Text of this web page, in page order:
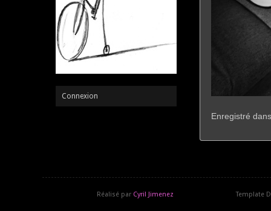
Connexion
Enregistré
Réalisé par Cyril Jimenez Template